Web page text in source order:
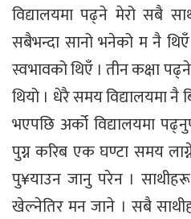
विद्यालयमा पढ्ने मेरो सबै
सबैभन्दा सानो भनेको म नै
स्वभावको थिएँ । तीन कक्षा
थियो । धेरै समय विद्यालयमा नै
भएपछि अर्को विद्यालयमा
पुग्न करिब एक घण्टा समय
पु¥याउन जानु परेन ।
खेल्नेतिर मन जाने । सबै